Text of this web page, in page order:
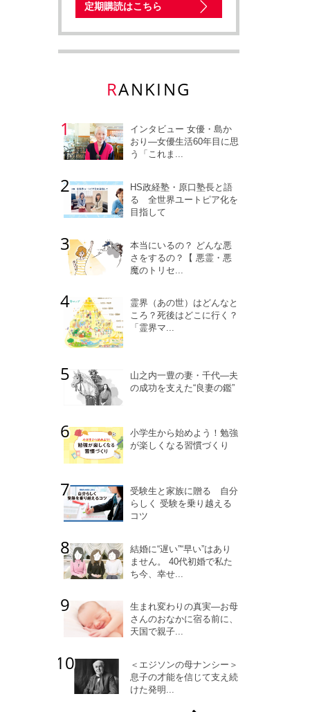
定期購読はこちら
RANKING
インタビュー 女優・島か
おり―女優生活60年目に思
う「これま...
HS政経塾・原口塾長と語
る 全世界ユートピア化を
目指して
本当にいるの？ どんな悪
さをするの？【 悪霊・悪
魔のトリセ...
霊界（あの世）はどんなと
ころ？死後はどこに行く？
「霊界マ...
山之内一豊の妻・千代―夫
の成功を支えた“良妻の鑑”
小学生から始めよう！勉強
が楽しくなる習慣づくり
受験生と家族に贈る 自分
らしく 受験を乗り越える
コツ
結婚に“遅い”“早い”はあり
ません。 40代初婚で私た
ち今、幸せ...
生まれ変わりの真実―お母
さんのおなかに宿る前に、
天国で親子...
＜エジソンの母ナンシー＞
息子の才能を信じて支え続
けた発明...